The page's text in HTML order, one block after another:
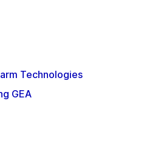
Technologies
GEA